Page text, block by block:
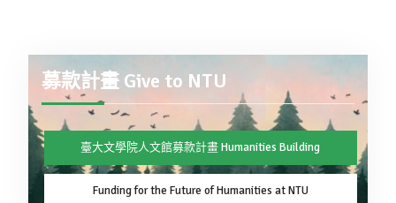
募款計畫 Give to NTU
臺大文學院人文館募款計畫 Humanities Building
Funding for the Future of Humanities at NTU